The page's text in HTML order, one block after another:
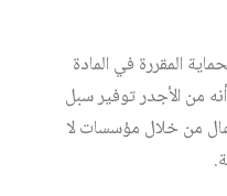
المقررة في المادة
من الأجدر توفير سبل
من خلال مؤسسات لا